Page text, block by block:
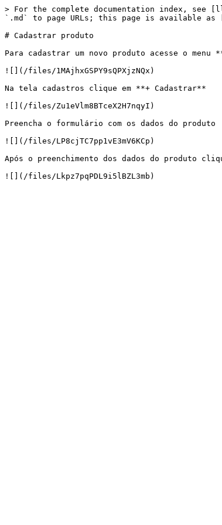
> For the complete documentation index, see
`.md` to page URLs; this page is available as
# Cadastrar produto
Para cadastrar um novo produto acesse o menu
![](/files/1MAjhxGSPY9sQPXjzNQx)
Na tela cadastros clique em **+ Cadastrar**
![](/files/Zu1eVlm8BTceX2H7nqyI)
Preencha o formulário com os dados do produto
![](/files/LP8cjTC7pp1vE3mV6KCp)
Após o preenchimento dos dados do produto